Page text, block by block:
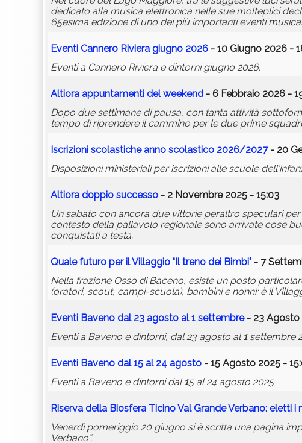
dedicato alla musica elettronica nelle sue molteplici
65esima edizione di uno dei più importanti eventi
Eventi Cannero Riviera giugno 2026 - 10 Giugno 2026 -
Eventi a Cannero Riviera e dintorni giugno 2026.
Altiora appuntamenti del weekend - 6 Febbraio 2026 -
Dopo due settimane di pausa, con tanta attività
tempo di riprendere il cammino per le due prime
Iscrizioni scolastiche anno scolastico 2026/2027- 20
Disposizioni ministeriali per iscrizioni alle scuole
Altiora doppio successo - 2 Novembre 2025 - 15:03
Un sabato con ancora due vittorie peraltro speculari
contesto della pallavolo regionale sono arrivate cose
conquistati a testa.
Quale futuro per il Villaggio "Il treno dei Bimbi" - 7
Nella frazione Osso di Baceno, esiste un posto
(oratori, scout, campi-scuola), bambini e nonni: è il
Eventi Baveno dal 23 agosto al1 settembre- 23 Agosto
Eventi a Baveno e dintorni, dal 23 agosto al1settembre
Eventi Baveno dal15 al 24 agosto - 15 Agosto 2025 -
Eventi a Baveno e dintorni dal15 al 24 agosto 2025
Riserva della Biosfera Ticino Val Grande Verbano: eletti i
Venerdì pomeriggio 20 giugno si è scritta una pagina
Verbano”.